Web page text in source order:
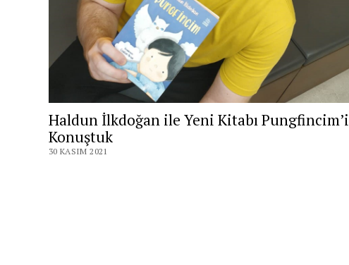
Haldun İlkdoğan ile Yeni Kitabı Pungfincim’i
Konuştuk
30 KASIM 2021